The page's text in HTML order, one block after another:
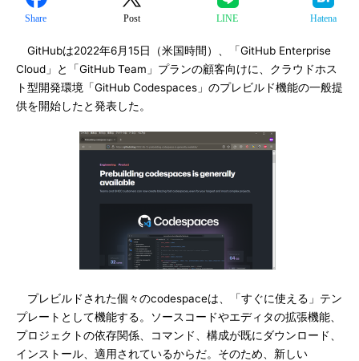
Share Post LINE Hatena
GitHubは2022年6月15日（米国時間）、「GitHub Enterprise
Cloud」と「GitHub Team」プランの顧客向けに、クラウドホス
ト型開発環境「GitHub Codespaces」のプレビルド機能の一般提
供を開始したと発表した。
プレビルドされた個々のcodespaceは、「すぐに使える」テン
プレートとして機能する。ソースコードやエディタの拡張機能、
プロジェクトの依存関係、コマンド、構成が既にダウンロード、
インストール、適用されているからだ。そのため、新しい